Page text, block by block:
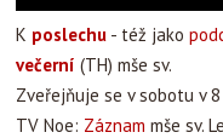
K poslechu - též jako
večerní (TH) mše sv.
Zveřejňuje se v sobotu v
TV Noe: Záznam mše sv.